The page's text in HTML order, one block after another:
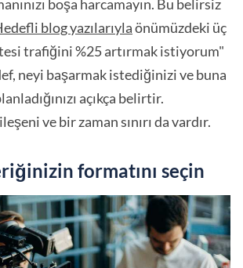
boşa harcamayın. Bu belirsiz
blog yazılarıylaönümüzdeki üç
trafiğini %25 artırmak istiyorum"
neyi başarmak istediğinizi ve buna
açıkça belirtir.
ve bir zaman sınırı da vardır.
formatını seçin